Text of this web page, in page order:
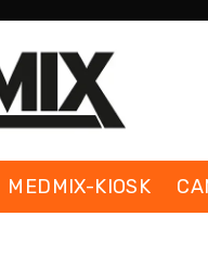
MEDMIX-KIOSK